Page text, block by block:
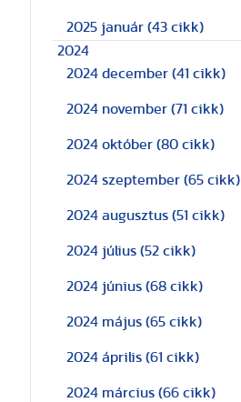
2025 január (43 cikk)
2024
2024 december (41 cikk)
2024 november (71 cikk)
2024 október (80 cikk)
2024 szeptember (65 cikk)
2024 augusztus (51 cikk)
2024 július (52 cikk)
2024 június (68 cikk)
2024 május (65 cikk)
2024 április (61 cikk)
2024 március (66 cikk)